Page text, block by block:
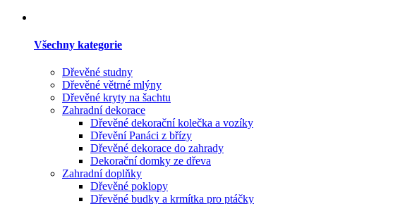
Všechny kategorie
Dřevěné studny
Dřevěné větrné mlýny
Dřevěné kryty na šachtu
Zahradní dekorace
Dřevěné dekorační kolečka a vozíky
Dřevění Panáci z břízy
Dřevěné dekorace do zahrady
Dekorační domky ze dřeva
Zahradní doplňky
Dřevěné poklopy
Dřevěné budky a krmítka pro ptáčky